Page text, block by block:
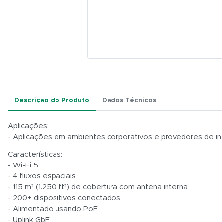
Descrição do Produto Dados Técnicos
Aplicações:
- Aplicações em ambientes corporativos e provedores de
Características:
- Wi-Fi 5
- 4 fluxos espaciais
- 115 m² (1.250 ft²) de cobertura com antena interna
- 200+ dispositivos conectados
- Alimentado usando PoE
- Uplink GbE